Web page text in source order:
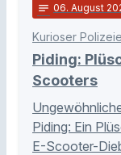
notes 06. August
Kurioser
Piding:
Scooters
Piding: Ein
E-Scooter-